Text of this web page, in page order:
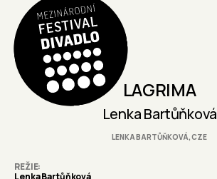
LAGRIMA
Lenka Bartůňková
LENKA BARTŮŇKOVÁ, CZE
REŽIE
Lenka Bartůňková